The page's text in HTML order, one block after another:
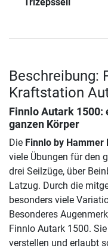
Beschreibung:
Kraftstation
Finnlo Autark
ganzen Körper
Die Finnlo by
viele Übungen für den
drei Seilzüge, über
Latzug. Durch die
besonders viele
Besonderes
Finnlo Autark 1500.
verstellen und erlaubt